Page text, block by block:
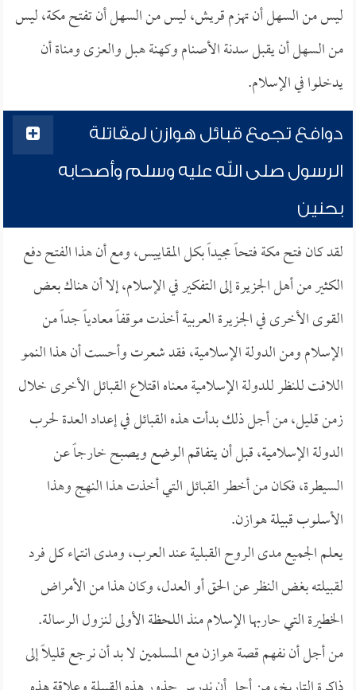
ليس من السهل أن تهزم قريش، ليس من السهل أن تفتح مكة، ليس
من السهل أن يقبل سدنة الأصنام وكهنة هبل والعزى ومناة أن
يدخلوا في الإسلام.
دوافع تجمع قبائل هوازن لمقاتلة
الرسول صلى الله عليه وسلم وأصحابه
بحنين
لقد كان فتح مكة فتحاً مجيداً بكل المقاييس، ومع أن هذا الفتح دفع
الكثير من أهل الجزيرة إلى التفكير في الإسلام، إلا أن هناك بعض
القوى الأخرى في الجزيرة العربية أخذت موقفاً معادياً جداً من
الإسلام ومن الدولة الإسلامية، فقد شعرت وأحست أن هذا النمو
اللافت للنظر للدولة الإسلامية معناه اقتلاع القبائل الأخرى خلال
زمن قليل، من أجل ذلك بدأت هذه القبائل في إعداد العدة لحرب
الدولة الإسلامية، قبل أن يتفاقم الوضع ويصبح خارجاً عن
السيطرة، فكان من أخطر القبائل التي أخذت هذا النهج وهذا
الأسلوب قبيلة هوازن.
يعلم الجميع مدى الروح القبلية عند العرب، ومدى انتماء كل فرد
لقبيلته بغض النظر عن الحق أو العدل، وكان هذا من الأمراض
الخطيرة التي حاربها الإسلام منذ اللحظة الأولى لنزول الرسالة.
من أجل أن نفهم قصة هوازن مع المسلمين لا بد أن نرجع قليلاً إلى